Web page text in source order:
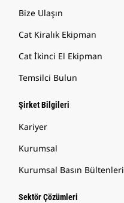
Bize Ulaşın
Cat Kiralık Ekipman
Cat İkinci El Ekipman
Temsilci Bulun
Şirket Bilgileri
Kariyer
Kurumsal
Kurumsal Basın Bültenleri
Sektör Çözümleri